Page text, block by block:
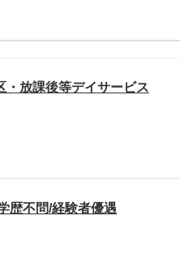
・放課後等デイサービス
歴不問/経験者優遇